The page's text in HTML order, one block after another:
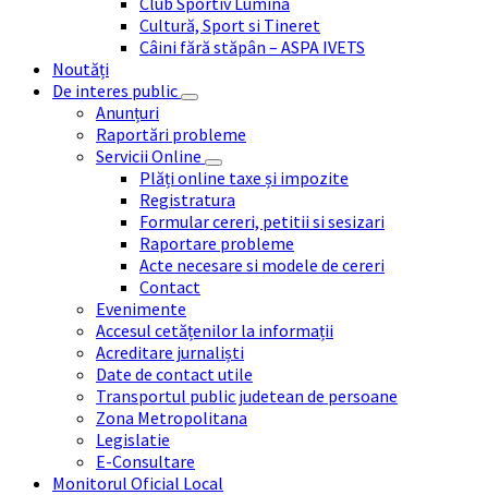
Cultură, Sport si Tineret
Câini fără stăpân – ASPA IVETS
Noutăți
De interes public
Anunțuri
Raportări probleme
Servicii Online
Plăți online taxe și impozite
Registratura
Formular cereri, petitii si sesizari
Raportare probleme
Acte necesare si modele de cereri
Contact
Evenimente
Accesul cetățenilor la informații
Acreditare jurnaliști
Date de contact utile
Transportul public judetean de persoane
Zona Metropolitana
Legislatie
E-Consultare
Monitorul Oficial Local